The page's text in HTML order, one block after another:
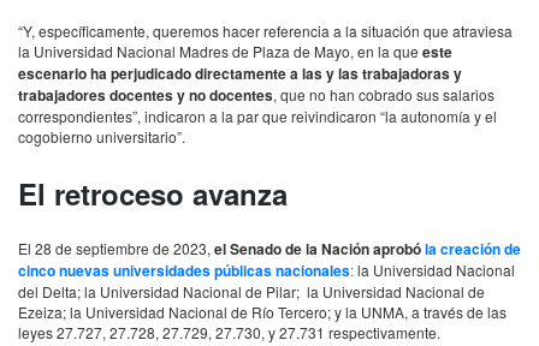
“Y, específicamente, queremos hacer referencia a la situación que atraviesa
la Universidad Nacional Madres de Plaza de Mayo, en la que este
escenario ha perjudicado directamente a las y las trabajadoras y
trabajadores docentes y no docentes, que no han cobrado sus salarios
correspondientes”, indicaron a la par que reivindicaron “la autonomía y el
cogobierno universitario”.
El retroceso avanza
El 28 de septiembre de 2023, el Senado de la Nación aprobóla creación de
cinco nuevas universidades públicas nacionales:la Universidad Nacional
del Delta; la Universidad Nacional de Pilar; la Universidad Nacional de
Ezeiza; la Universidad Nacional de Río Tercero; y la UNMA, a través de las
leyes 27.727, 27.728, 27.729, 27.730, y 27.731 respectivamente.